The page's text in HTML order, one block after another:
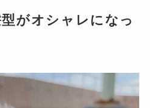
がオシャレになっ